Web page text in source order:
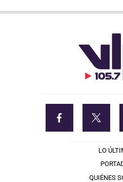
LO
QUIÉNES